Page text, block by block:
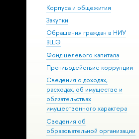
Корпуса и общежития
Закупки
Обращения граждан в НИУ
ВШЭ
Фонд целевого капитала
Противодействие коррупции
Сведения о доходах,
расходах, об имуществе и
обязательствах
имущественного характера
Сведения об
образовательной организации